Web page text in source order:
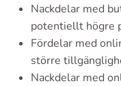
Nackdelar med
potentiellt högre
Fördelar med
större
Nackdelar med